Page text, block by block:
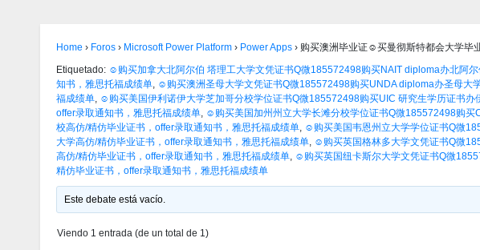
Home › Foros › Microsoft Power Platform › Power Apps › 购买澳洲毕业证☺买曼彻斯特都会大学毕
Etiquetado: ☺购买加拿大北阿尔伯 塔理工大学文凭证书Q微185572498购买NAIT diploma办北阿
知书，雅思托福成绩单, ☺购买澳洲圣母大学文凭证书Q微185572498购买UNDA diploma办圣母大
福成绩单, ☺购买美国伊利诺伊大学芝加哥分校学位证书Q微185572498购买UIC 研究生学历证书办
offer录取通知书，雅思托福成绩单, ☺购买美国加州州立大学长滩分校学位证书Q微185572498购买
校高仿/精仿毕业证书，offer录取通知书，雅思托福成绩单, ☺购买美国韦恩州立大学学位证书Q微
大学高仿/精仿毕业证书，offer录取通知书，雅思托福成绩单, ☺购买英国格林多大学文凭证书Q微
高仿/精仿毕业证书，offer录取通知书，雅思托福成绩单, ☺购买英国纽卡斯尔大学文凭证书Q微
精仿毕业证书，offer录取通知书，雅思托福成绩单
Este debate está vacío.
Viendo 1 entrada (de un total de 1)